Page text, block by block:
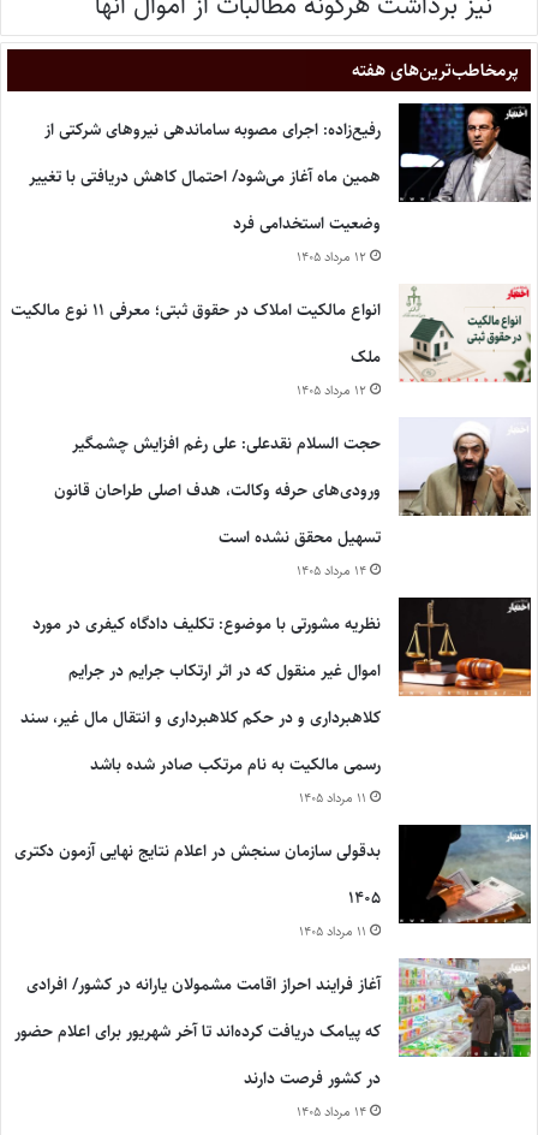
پر‌مخاطب‌ترین‌های هفته
رفیع‌زاده: اجرای مصوبه ساماندهی نیروهای شرکتی از
همین ماه آغاز می‌شود/ احتمال کاهش دریافتی با تغییر
وضعیت استخدامی فرد
۱۲ مرداد ۱۴۰۵
انواع مالکیت املاک در حقوق ثبتی؛ معرفی ۱۱ نوع مالکیت
ملک
۱۲ مرداد ۱۴۰۵
حجت السلام نقدعلی: علی رغم افزایش چشمگیر
ورودی‌های حرفه وکالت، هدف اصلی طراحان قانون
تسهیل محقق نشده است
۱۴ مرداد ۱۴۰۵
نظریه مشورتی با موضوع: تکلیف دادگاه کیفری در مورد
اموال غیر منقول که در اثر ارتکاب جرایم در جرایم
کلاهبرداری و در حکم کلاهبرداری و انتقال مال غیر، سند
رسمی مالکیت به نام مرتکب صادر شده باشد
۱۱ مرداد ۱۴۰۵
بدقولی سازمان سنجش در اعلام نتایج نهایی آزمون دکتری
۱۴۰۵
۱۱ مرداد ۱۴۰۵
آغاز فرایند احراز اقامت مشمولان یارانه در کشور/ افرادی
که پیامک دریافت کرده‌اند تا آخر شهریور برای اعلام حضور
در کشور فرصت دارند
۱۴ مرداد ۱۴۰۵